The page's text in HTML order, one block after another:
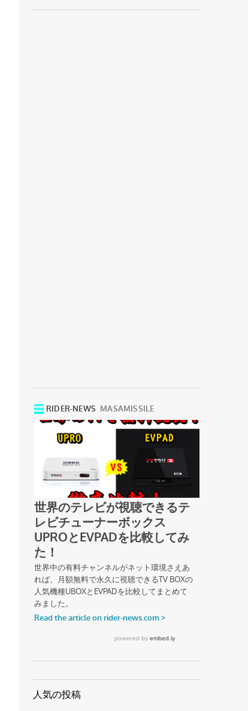
人気の投稿